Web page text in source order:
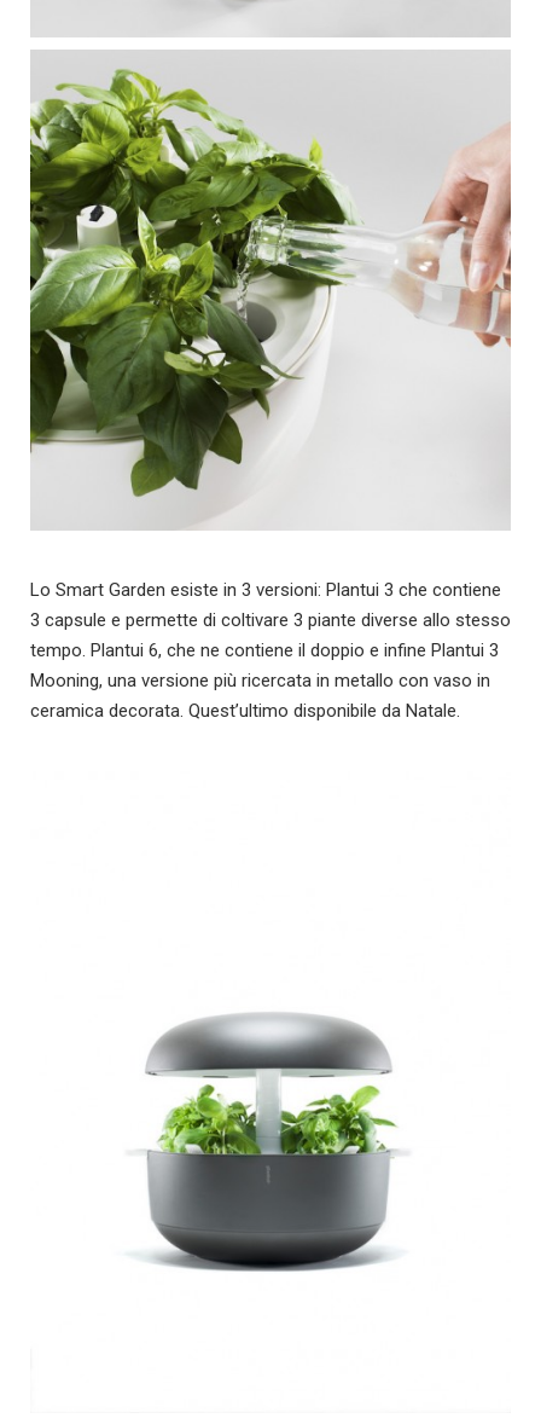
Lo Smart Garden esiste in 3 versioni: Plantui 3 che contiene
3 capsule e permette di coltivare 3 piante diverse allo stesso
tempo. Plantui 6, che ne contiene il doppio e infine Plantui 3
Mooning, una versione più ricercata in metallo con vaso in
ceramica decorata. Quest’ultimo disponibile da Natale.